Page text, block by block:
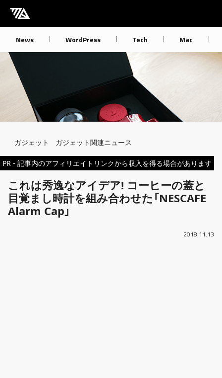
[M] mbdb [モバデビ]
News WordPress Tech Mac
Breadcrumb
ガジェット ガジェット関連ニュース
PR - 記事内のアフィリエイトリンクから収入を得る場合があります
これは秀逸なアイデア! コーヒーの蓋と
目覚まし時計を組み合わせた「NESCAFE
Alarm Cap」
2018.11.13